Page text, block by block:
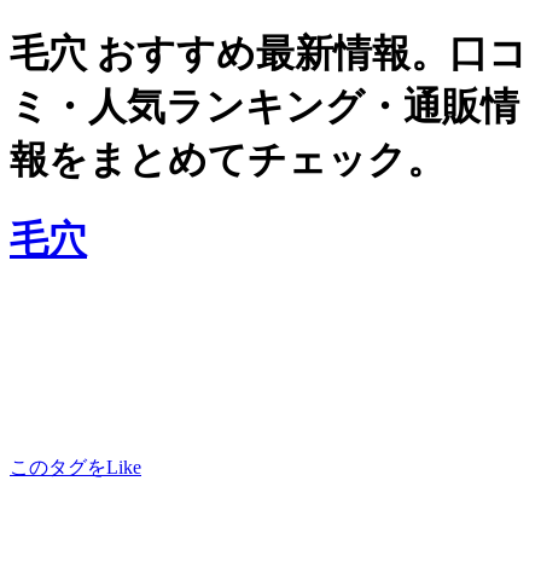
毛穴 おすすめ最新情報。口コ
ミ・人気ランキング・通販情
報をまとめてチェック。
毛穴
このタグをLike